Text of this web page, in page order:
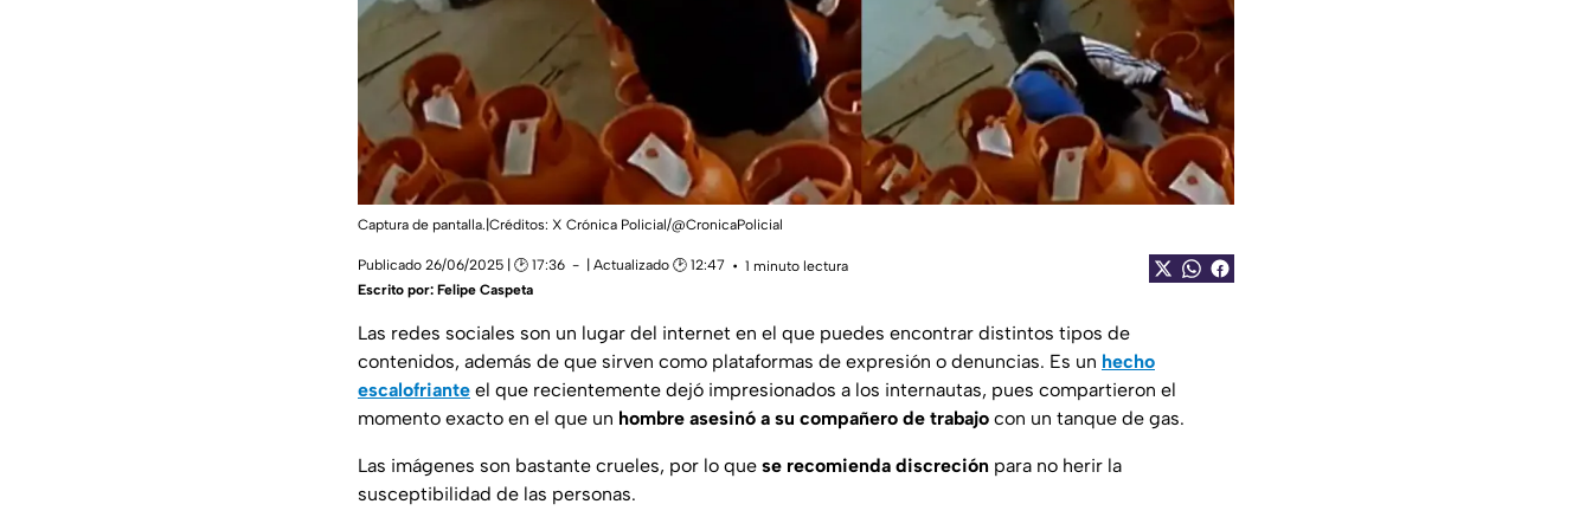
Captura de pantalla.|Créditos: X Crónica Policial/@CronicaPolicial
Publicado 26/06/2025 | 🕑 17:36 | Actualizado 🕑 12:47
1 minuto lectura
Escrito por: Felipe Caspeta
Las redes sociales son un lugar del internet en el que puedes encontrar distintos tipos de
contenidos, además de que sirven como plataformas de expresión o denuncias. Es un hecho
escalofriante el que recientemente dejó impresionados a los internautas, pues compartieron el
momento exacto en el que un hombre asesinó a su compañero de trabajo con un tanque de gas.
Las imágenes son bastante crueles, por lo que se recomienda discreción para no herir la
susceptibilidad de las personas.